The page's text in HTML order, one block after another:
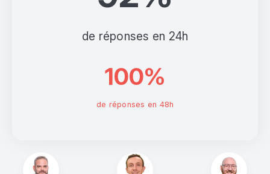
de réponses en 24h
100%
de réponses en 48h